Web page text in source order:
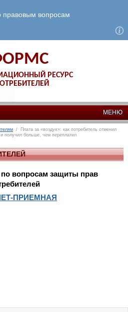
РЕСУРС
МЕНЮ
/ Плата за «воздух»: как потребитель отменил
получил больше, чем переплатил
вопросам защиты прав
ПРИЕМНАЯ